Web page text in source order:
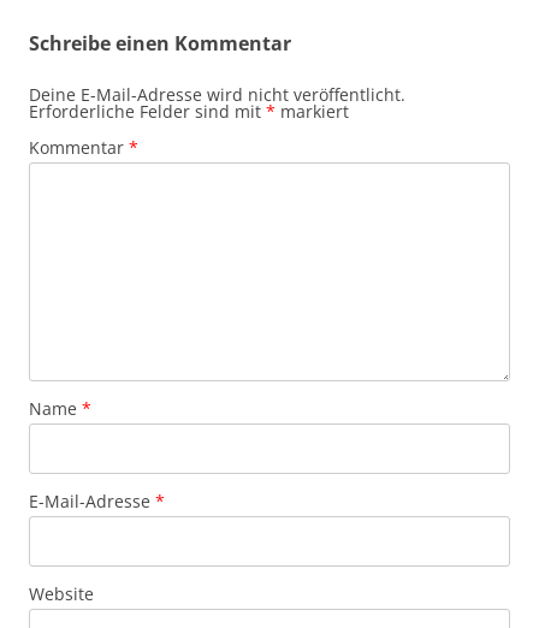
Schreibe einen Kommentar
Deine E-Mail-Adresse wird nicht veröffentlicht.
Erforderliche Felder sind mit * markiert
Kommentar *
Name *
E-Mail-Adresse *
Website